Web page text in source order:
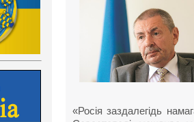
«Росія заздалегідь